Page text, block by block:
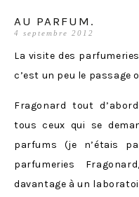
AU PARFUM.
4 septembre 2012
La visite des
c’est un peu le passage
Fragonard tout
tous ceux qui se
parfums (je n’étais
parfumeries
davantage à un